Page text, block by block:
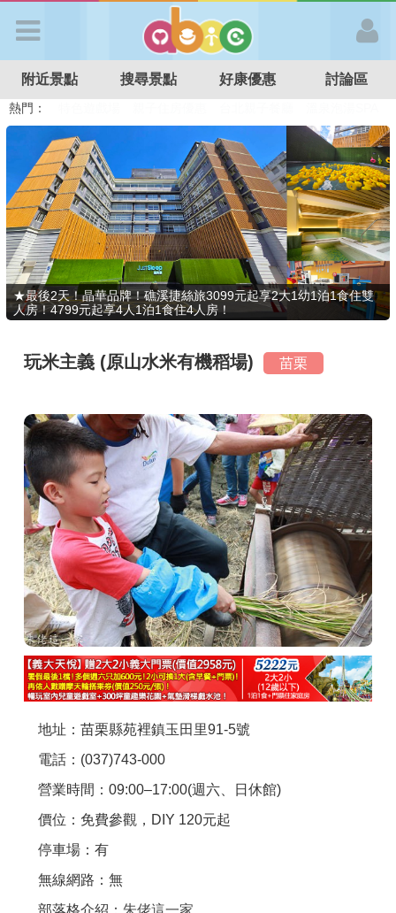
APP登入
首 頁
搜尋景點
好康優惠
最新消息
最新留言
商家合作
推薦景點
討論區
聯絡我們
APP下載
附近景點 搜尋景點 好康優惠 討論區
熱門：
特色遊戲場
親子住房優惠 台北親子餐廳 溫泉泡湯SPA
★最後2天！晶華品牌！礁溪捷絲旅3099元起享2大1幼1泊1食住雙
人房！4799元起享4人1泊1食住4人房！
玩米主義 (原山水米有機稻場) 苗栗
地址：苗栗縣苑裡鎮玉田里91-5號
電話：(037)743-000
營業時間：09:00–17:00(週六、日休館)
價位：免費參觀，DIY 120元起
停車場：有
無線網路：無
部落格介紹： 朱佬這一家